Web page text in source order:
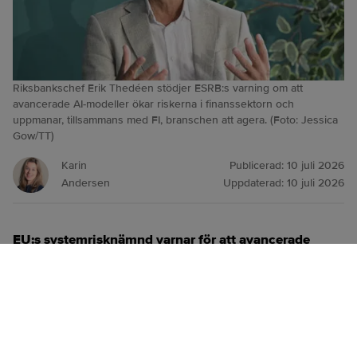
Riksbankschef Erik Thedéen stödjer ESRB:s varning om att
avancerade AI‑modeller ökar riskerna i finanssektorn och
uppmanar, tillsammans med FI, branschen att agera. (Foto: Jessica
Gow/TT)
Karin
Andersen
Publicerad: 10 juli 2026
Uppdaterad: 10 juli 2026
EU:s systemrisknämnd varnar för att avancerade